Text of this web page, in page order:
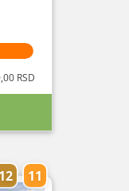
RSD
12 11